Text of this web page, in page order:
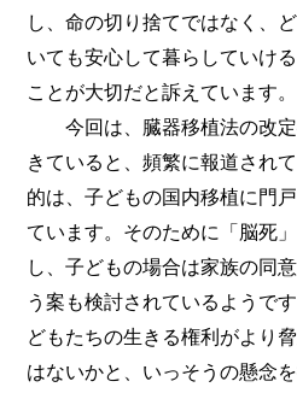
し、命の切り捨てではなく、
いても安心して暮らしていけ
ことが大切だと訴えています。
今回は、臓器移植法の改定
きていると、頻繁に報道され
的は、子どもの国内移植に門
ています。そのために「脳死
し、子どもの場合は家族の同
う案も検討されているようで
どもたちの生きる権利がより
はないかと、いっそうの懸念